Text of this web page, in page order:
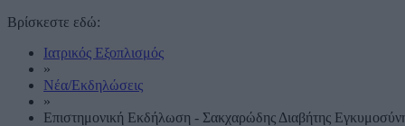
Βρίσκεστε εδώ:
Ιατρικός Εξοπλισμός
»
Νέα/Εκδηλώσεις
»
Επιστημονική Εκδήλωση - Σακχαρώδης Διαβήτης